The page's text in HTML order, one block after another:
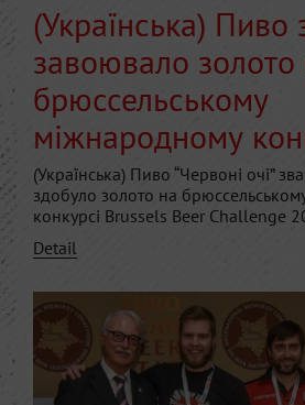
(Українська) Пиво
завоювало золото
брюссельському
міжнародному
(Українська) Пиво “Червоні очі”
здобуло золото на
конкурсі Brussels Beer Challenge
Detail